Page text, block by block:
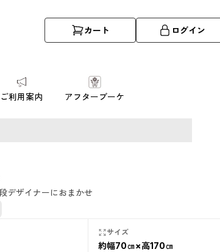
カート ログイン
ご利用案内 アフターブーケ
デザイナーにおまかせ
サイズ
約幅70㎝×高170㎝